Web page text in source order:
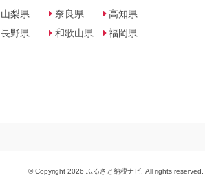
山梨県
長野県
奈良県
和歌山県
高知県
福岡県
© Copyright 2026 ふるさと納税ナビ. All rights reserved.